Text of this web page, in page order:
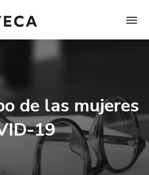
de las mujeres
19